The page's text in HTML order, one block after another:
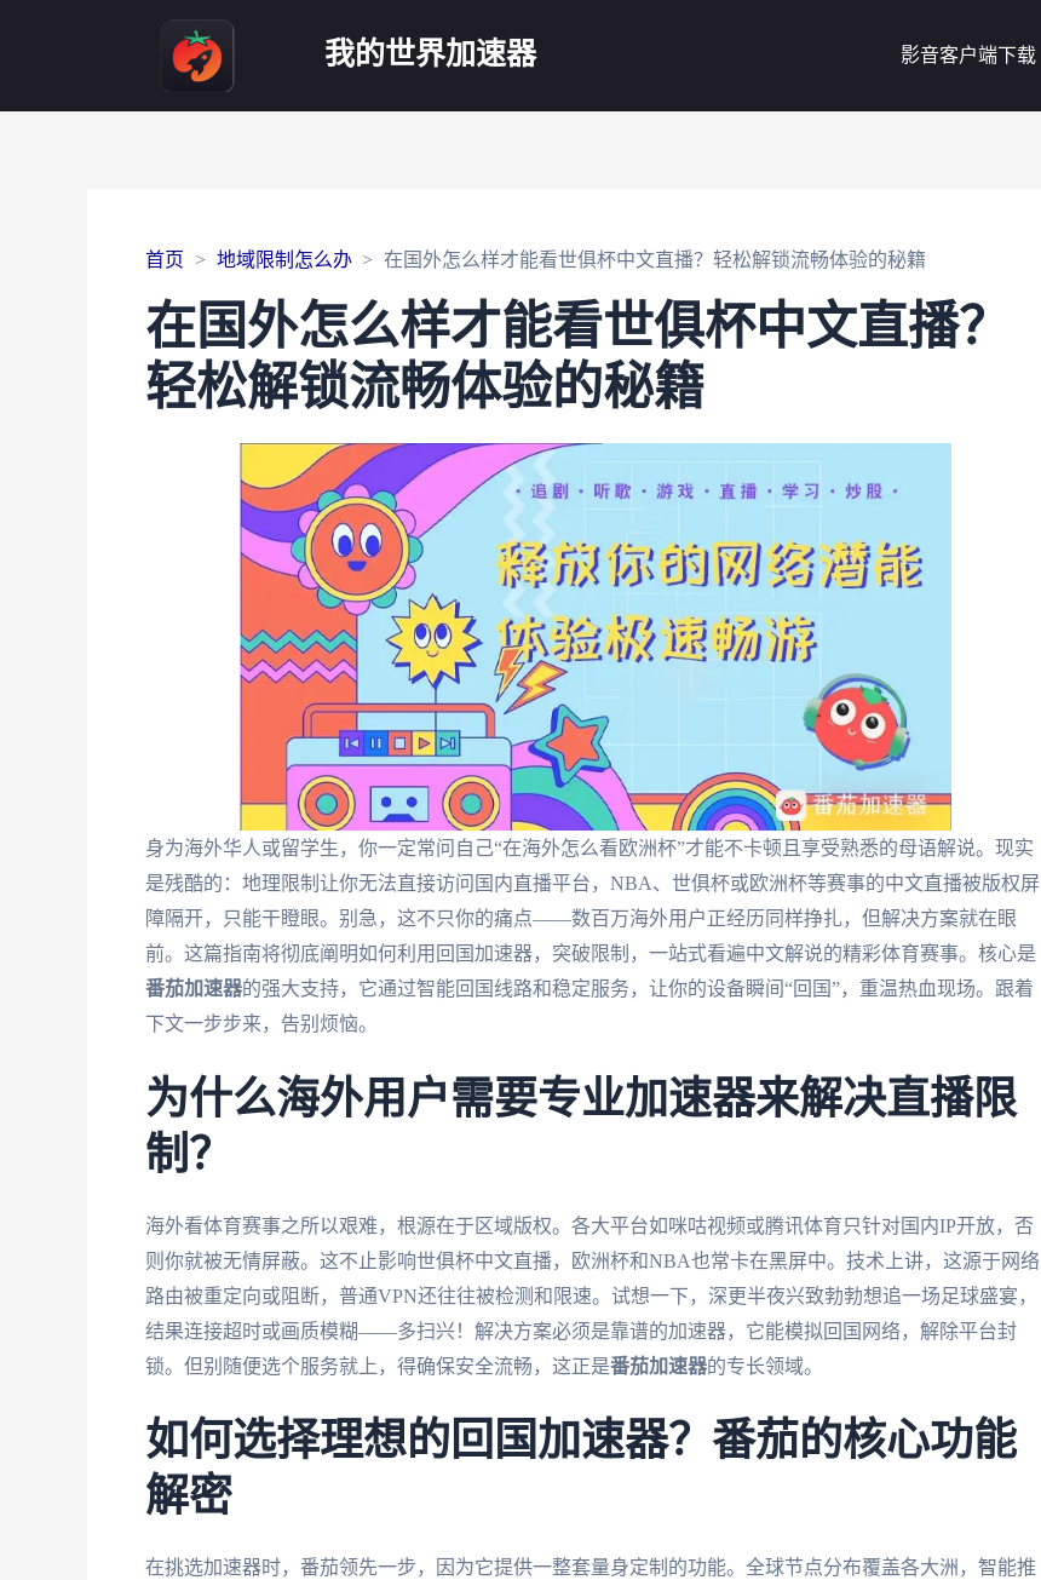
我的世界加速器 影音客户端下载
首页 地域限制怎么办 在国外怎么样才能看世俱杯中文直播？轻松解锁流畅体验的秘籍
在国外怎么样才能看世俱杯中文直播？
轻松解锁流畅体验的秘籍
身为海外华人或留学生，你一定常问自己“在海外怎么看欧洲杯”才能不卡顿且享受熟悉的母语解说。现实
是残酷的：地理限制让你无法直接访问国内直播平台，NBA、世俱杯或欧洲杯等赛事的中文直播被版权屏
障隔开，只能干瞪眼。别急，这不只你的痛点——数百万海外用户正经历同样挣扎，但解决方案就在眼
前。这篇指南将彻底阐明如何利用回国加速器，突破限制，一站式看遍中文解说的精彩体育赛事。核心是
番茄加速器的强大支持，它通过智能回国线路和稳定服务，让你的设备瞬间“回国”，重温热血现场。跟着
下文一步步来，告别烦恼。
为什么海外用户需要专业加速器来解决直播限
制？
海外看体育赛事之所以艰难，根源在于区域版权。各大平台如咪咕视频或腾讯体育只针对国内IP开放，否
则你就被无情屏蔽。这不止影响世俱杯中文直播，欧洲杯和NBA也常卡在黑屏中。技术上讲，这源于网络
路由被重定向或阻断，普通VPN还往往被检测和限速。试想一下，深更半夜兴致勃勃想追一场足球盛宴，
结果连接超时或画质模糊——多扫兴！解决方案必须是靠谱的加速器，它能模拟回国网络，解除平台封
锁。但别随便选个服务就上，得确保安全流畅，这正是番茄加速器的专长领域。
如何选择理想的回国加速器？番茄的核心功能
解密
在挑选加速器时，番茄领先一步，因为它提供一整套量身定制的功能。全球节点分布覆盖各大洲，智能推